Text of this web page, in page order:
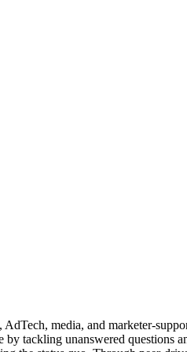
media, and marketer-
tackling unanswered questions